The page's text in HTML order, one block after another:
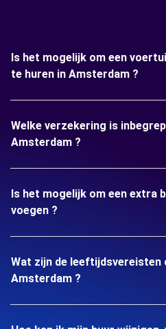
Is het mogelijk om een
te huren in Amsterdam ?
Welke verzekering is
Amsterdam ?
Is het mogelijk om een extra
voegen ?
Wat zijn de leeftijdsvereisten
Amsterdam ?